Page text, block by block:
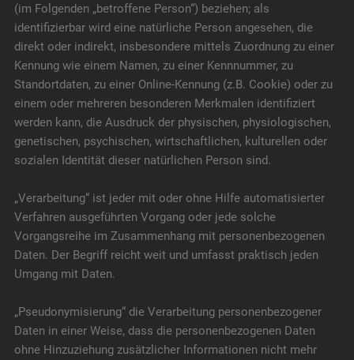
(im Folgenden „betroffene Person“) beziehen; als
identifizierbar wird eine natürliche Person angesehen, die
direkt oder indirekt, insbesondere mittels Zuordnung zu einer
Kennung wie einem Namen, zu einer Kennnummer, zu
Standortdaten, zu einer Online-Kennung (z.B. Cookie) oder zu
einem oder mehreren besonderen Merkmalen identifiziert
werden kann, die Ausdruck der physischen, physiologischen,
genetischen, psychischen, wirtschaftlichen, kulturellen oder
sozialen Identität dieser natürlichen Person sind.
„Verarbeitung“ ist jeder mit oder ohne Hilfe automatisierter
Verfahren ausgeführten Vorgang oder jede solche
Vorgangsreihe im Zusammenhang mit personenbezogenen
Daten. Der Begriff reicht weit und umfasst praktisch jeden
Umgang mit Daten.
„Pseudonymisierung“ die Verarbeitung personenbezogener
Daten in einer Weise, dass die personenbezogenen Daten
ohne Hinzuziehung zusätzlicher Informationen nicht mehr